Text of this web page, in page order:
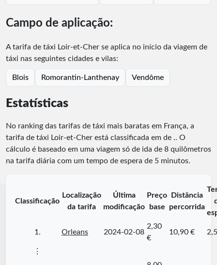
Campo de aplicação:
A tarifa de táxi Loir-et-Cher se aplica no início da viagem de
táxi nas seguintes cidades e vilas:
Blois Romorantin-Lanthenay Vendôme
Estatísticas
No ranking das tarifas de táxi mais baratas em França, a
tarifa de táxi Loir-et-Cher está classificada em de .. O
cálculo é baseado em uma viagem só de ida de 8 quilômetros
na tarifa diária com um tempo de espera de 5 minutos.
Classificação
Localização
da tarifa
Última
modificação
Preço
base
Distância
percorrida
1. Orleans 2024-02-08
2,30
€
10,90 €
⋮